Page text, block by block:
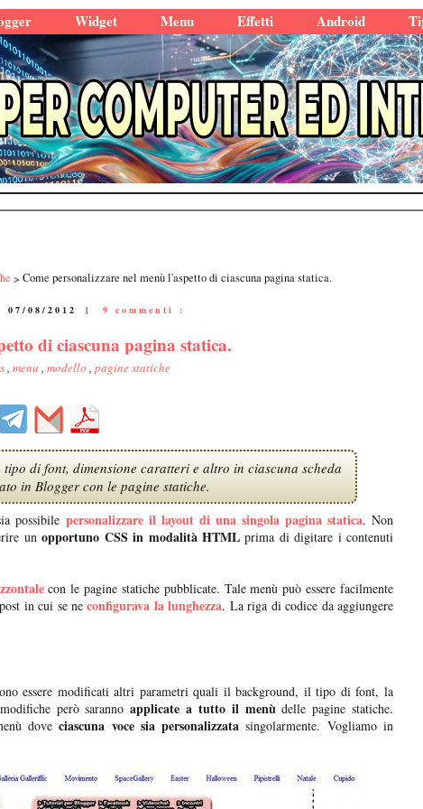
Widget Menu Effetti Android
Come personalizzare nel menù l'aspetto di ciascuna pagina statica.
07/08/2012 | 9 commenti :
di ciascuna pagina statica.
, menu , modello , pagine statiche
di font, dimensione caratteri e altro in ciascuna scheda
in Blogger con le pagine statiche.
possibile personalizzare il layout di una singola pagina statica. Non
unopportuno CSS in modalità HTMLprima di digitare i contenuti
con le pagine statiche pubblicate. Tale menù può essere facilmente
in cui se ne configurava la lunghezza. La riga di codice da aggiungere
essere modificati altri parametri quali il background, il tipo di font, la
però sarannoapplicate a tutto il menùdelle pagine statiche.
doveciascuna voce sia personalizzata singolarmente. Vogliamo in